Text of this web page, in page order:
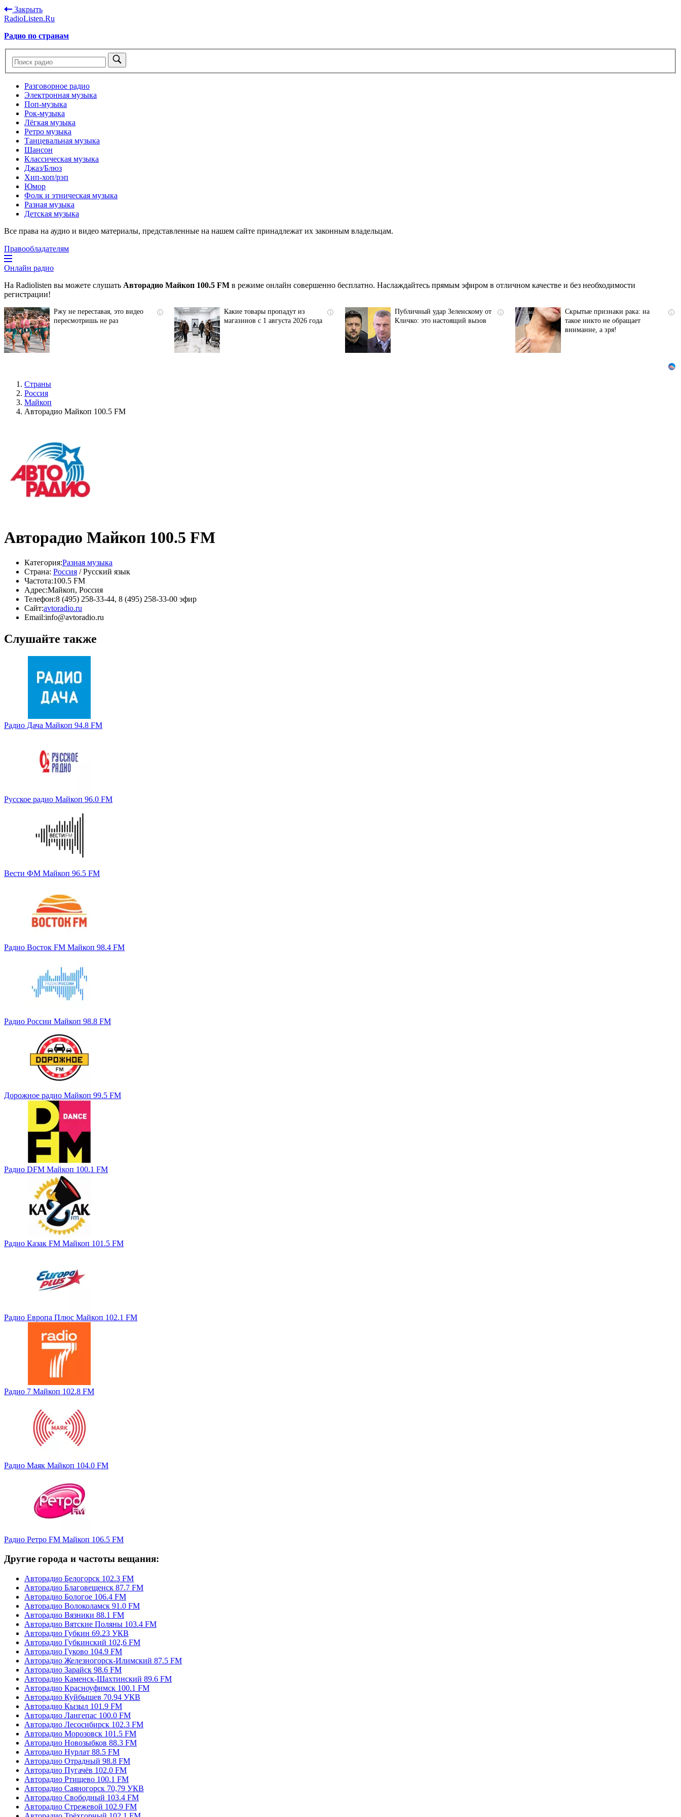
Закрыть
RadioListen.Ru
Радио по странам
Разговорное радио
Электронная музыка
Поп-музыка
Рок-музыка
Лёгкая музыка
Ретро музыка
Танцевальная музыка
Шансон
Классическая музыка
Джаз/Блюз
Хип-хоп/рэп
Юмор
Фолк и этническая музыка
Разная музыка
Детская музыка
Все права на аудио и видео материалы, представленные на нашем сайте принадлежат их законным владельцам.
Правообладателям
Онлайн радио
На Radiolisten вы можете слушать Авторадио Майкоп 100.5 FM в режиме онлайн совершенно бесплатно. Наслаждайтесь прямым эфиром в отличном качестве и без необходимости
регистрации!
i
Ржу не переставая, это видео
пересмотришь не раз
i
Какие товары пропадут из
магазинов с 1 августа 2026 года
i
Публичный удар Зеленскому от
Кличко: это настоящий вызов
i
Скрытые признаки рака: на
такое никто не обращает
внимание, а зря!
Страны
Россия
Майкоп
Авторадио Майкоп 100.5 FM
Авторадио Майкоп 100.5 FM
Категория:Разная музыка
Страна: Россия / Русский язык
Частота:100.5 FM
Адрес:Майкоп, Россия
Телефон:8 (495) 258-33-44, 8 (495) 258-33-00 эфир
Сайт:avtoradio.ru
Email:info@avtoradio.ru
Слушайте также
Радио Дача Майкоп 94.8 FM
Русское радио Майкоп 96.0 FM
Вести ФМ Майкоп 96.5 FM
Радио Восток FM Майкоп 98.4 FM
Радио России Майкоп 98.8 FM
Дорожное радио Майкоп 99.5 FM
Радио DFM Майкоп 100.1 FM
Радио Казак FM Майкоп 101.5 FM
Радио Европа Плюс Майкоп 102.1 FM
Радио 7 Майкоп 102.8 FM
Радио Маяк Майкоп 104.0 FM
Радио Ретро FM Майкоп 106.5 FM
Другие города и частоты вещания:
Авторадио Белогорск 102.3 FM
Авторадио Благовещенск 87.7 FM
Авторадио Бологое 106.4 FM
Авторадио Волоколамск 91.0 FM
Авторадио Вязники 88.1 FM
Авторадио Вятские Поляны 103.4 FM
Авторадио Губкин 69.23 УКВ
Авторадио Губкинский 102,6 FM
Авторадио Гуково 104.9 FM
Авторадио Железногорск-Илимский 87.5 FM
Авторадио Зарайск 98.6 FM
Авторадио Каменск-Шахтинский 89.6 FM
Авторадио Красноуфимск 100.1 FM
Авторадио Куйбышев 70.94 УКВ
Авторадио Кызыл 101.9 FM
Авторадио Лангепас 100.0 FM
Авторадио Лесосибирск 102.3 FM
Авторадио Морозовск 101.5 FM
Авторадио Новозыбков 88.3 FM
Авторадио Нурлат 88.5 FM
Авторадио Отрадный 98.8 FM
Авторадио Пугачёв 102.0 FM
Авторадио Ртищево 100.1 FM
Авторадио Саяногорск 70,79 УКВ
Авторадио Свободный 103.4 FM
Авторадио Стрежевой 102.9 FM